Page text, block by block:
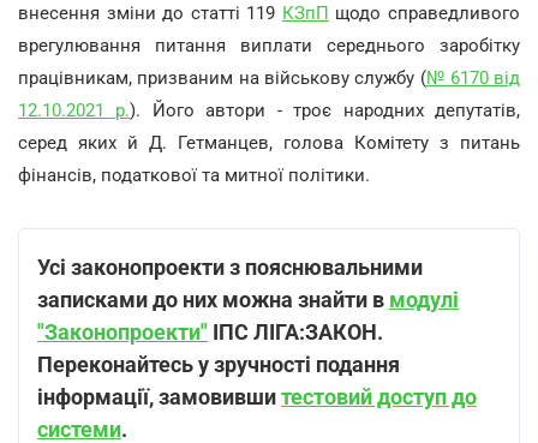
внесення зміни до статті 119 КЗпП щодо справедливого
врегулювання питання виплати середнього заробітку
працівникам, призваним на військову службу (№ 6170 від
12.10.2021 р.). Його автори - троє народних депутатів,
серед яких й Д. Гетманцев, голова Комітету з питань
фінансів, податкової та митної політики.
Усі законопроекти з пояснювальними
записками до них можна знайти в модулі
"Законопроекти" ІПС ЛІГА:ЗАКОН.
Переконайтесь у зручності подання
інформації, замовившитестовий доступ до
системи.